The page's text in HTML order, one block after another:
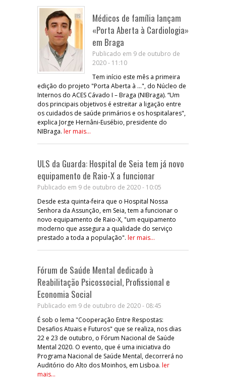
Médicos de família lançam
«Porta Aberta à Cardiologia»
em Braga
Publicado em 9 de outubro de
2020 - 11:10
Tem início este mês a primeira
edição do projeto "Porta Aberta à …", do Núcleo de
Internos do ACES Cávado I – Braga (NIBraga). “Um
dos principais objetivos é estreitar a ligação entre
os cuidados de saúde primários e os hospitalares",
explica Jorge Hernâni-Eusébio, presidente do
NIBraga. ler mais...
ULS da Guarda: Hospital de Seia tem já novo
equipamento de Raio-X a funcionar
Publicado em 9 de outubro de 2020 - 10:05
Desde esta quinta-feira que o Hospital Nossa
Senhora da Assunção, em Seia, tem a funcionar o
novo equipamento de Raio-X, "um equipamento
moderno que assegura a qualidade do serviço
prestado a toda a população". ler mais...
Fórum de Saúde Mental dedicado à
Reabilitação Psicossocial, Profissional e
Economia Social
Publicado em 9 de outubro de 2020 - 08:45
É sob o lema "Cooperação Entre Respostas:
Desafios Atuais e Futuros" que se realiza, nos dias
22 e 23 de outubro, o Fórum Nacional de Saúde
Mental 2020. O evento, que é uma iniciativa do
Programa Nacional de Saúde Mental, decorrerá no
Auditório do Alto dos Moinhos, em Lisboa. ler
mais...